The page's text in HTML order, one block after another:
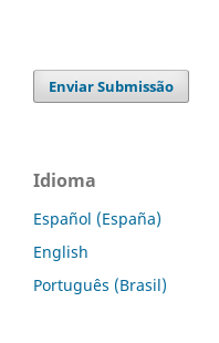
Enviar Submissão
Idioma
Español (España)
English
Português (Brasil)